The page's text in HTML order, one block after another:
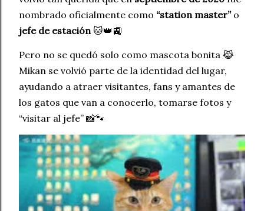
nombrado oficialmente como “station master”o
jefe de estación 🐱👑🚉
Pero no se quedó solo como mascota bonita 😹
Mikan se volvió parte de la identidad del lugar,
ayudando a atraer visitantes, fans y amantes de
los gatos que van a conocerlo, tomarse fotos y
“visitar al jefe” 📸🐾